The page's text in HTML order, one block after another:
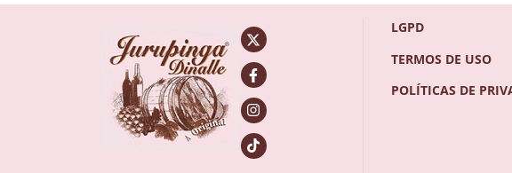
LGPD
TERMOS DE USO
POLÍTICAS DE